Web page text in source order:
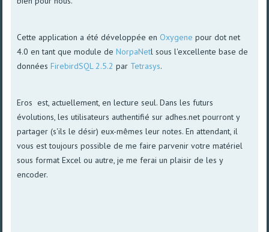
Cette application a été développée en Oxygene pour dot net
4.0 en tant que module deNorpaNetl sous l'excellente base de
donnéesFirebirdSQL 2.5.2 par Tetrasys.
Eros est, actuellement, en lecture seul. Dans les futurs
évolutions, les utilisateurs authentifié sur adhes.net pourront y
partager (s'ils le désir) eux-mêmes leur notes. En attendant, il
vous est toujours possible de me faire parvenir votre matériel
sous format Excel ou autre, je me ferai un plaisir de les y
encoder.